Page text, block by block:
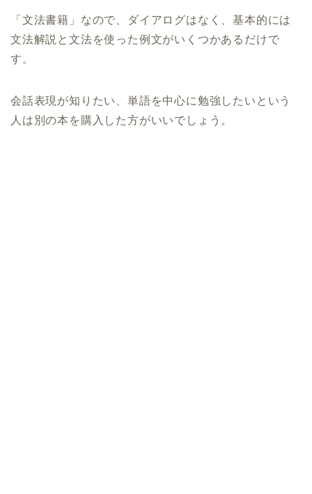
「文法書籍」なので、ダイアログはなく、基本的には
文法解説と文法を使った例文がいくつかあるだけで
す。
会話表現が知りたい、単語を中心に勉強したいという
人は別の本を購入した方がいいでしょう。